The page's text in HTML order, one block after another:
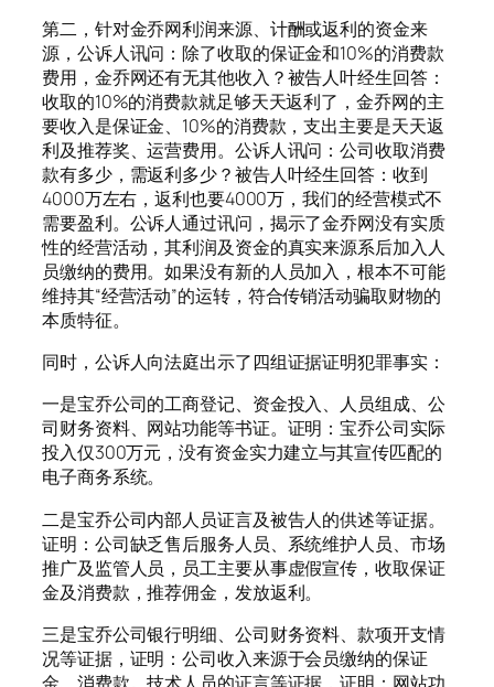
第二，针对金乔网利润来源、计酬或返利的资金来
源，公诉人讯问：除了收取的保证金和10%的消费款
费用，金乔网还有无其他收入？被告人叶经生回答：
收取的10%的消费款就足够天天返利了，金乔网的主
要收入是保证金、10%的消费款，支出主要是天天返
利及推荐奖、运营费用。公诉人讯问：公司收取消费
款有多少，需返利多少？被告人叶经生回答：收到
4000万左右，返利也要4000万，我们的经营模式不
需要盈利。公诉人通过讯问，揭示了金乔网没有实质
性的经营活动，其利润及资金的真实来源系后加入人
员缴纳的费用。如果没有新的人员加入，根本不可能
维持其“经营活动”的运转，符合传销活动骗取财物的
本质特征。
同时，公诉人向法庭出示了四组证据证明犯罪事实：
一是宝乔公司的工商登记、资金投入、人员组成、公
司财务资料、网站功能等书证。证明：宝乔公司实际
投入仅300万元，没有资金实力建立与其宣传匹配的
电子商务系统。
二是宝乔公司内部人员证言及被告人的供述等证据。
证明：公司缺乏售后服务人员、系统维护人员、市场
推广及监管人员，员工主要从事虚假宣传，收取保证
金及消费款，推荐佣金，发放返利。
三是宝乔公司银行明细、公司财务资料、款项开支情
况等证据，证明：公司收入来源于会员缴纳的保证